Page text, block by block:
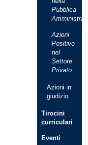
Pubblica
Azioni
Positive
nel
Settore
Privato
Azioni in
giudizio
Tirocini
curriculari
Eventi